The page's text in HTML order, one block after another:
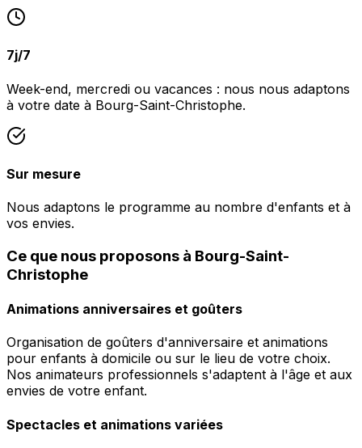
7j/7
Week-end, mercredi ou vacances : nous nous adaptons
à votre date à Bourg-Saint-Christophe.
Sur mesure
Nous adaptons le programme au nombre d'enfants et à
vos envies.
Ce que nous proposons à Bourg-Saint-
Christophe
Animations anniversaires et goûters
Organisation de goûters d'anniversaire et animations
pour enfants à domicile ou sur le lieu de votre choix.
Nos animateurs professionnels s'adaptent à l'âge et aux
envies de votre enfant.
Spectacles et animations variées